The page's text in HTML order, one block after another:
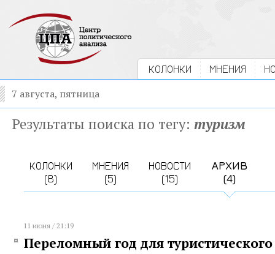
КОЛОНКИ МНЕНИЯ
7 августа, пятница
Результаты поиска по тегу: туризм
КОЛОНКИ
(8)
МНЕНИЯ
(5)
НОВОСТИ
(15)
АРХИВ
(4)
11 июня / 21:19
Переломный год для